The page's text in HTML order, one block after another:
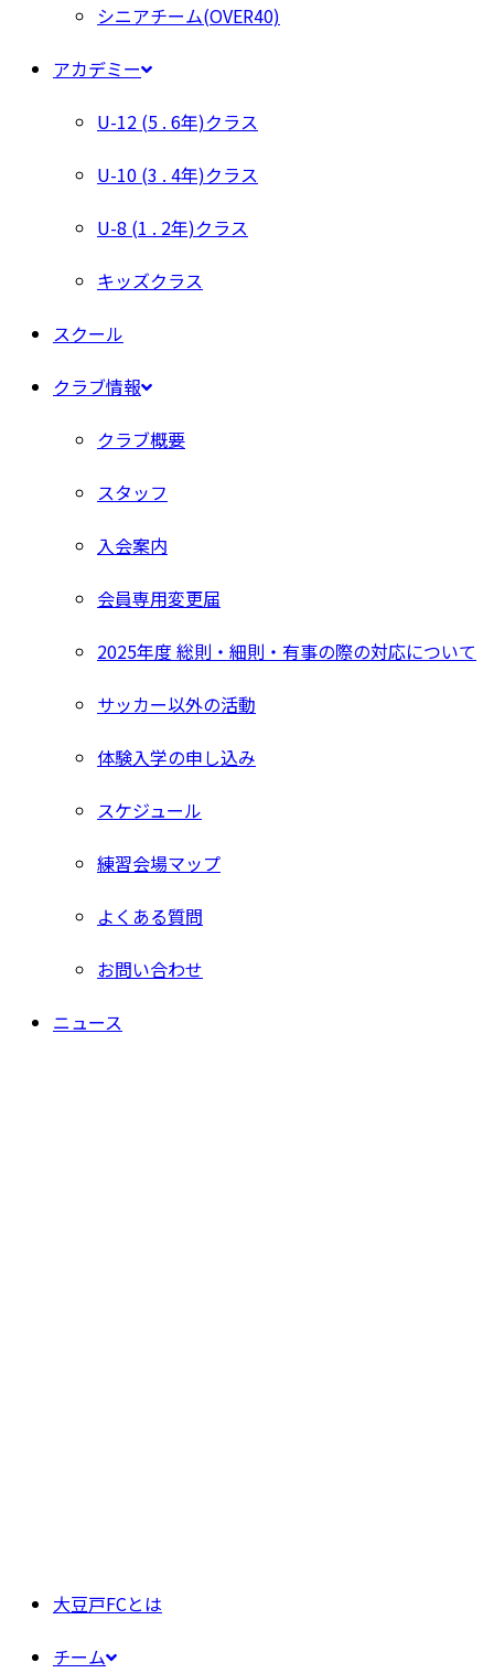
シニアチーム(OVER40)
アカデミー
U-12 (5 . 6年)クラス
U-10 (3 . 4年)クラス
U-8 (1 . 2年)クラス
キッズクラス
スクール
クラブ情報
クラブ概要
スタッフ
入会案内
会員専用変更届
2025年度 総則・細則・有事の際の対応について
サッカー以外の活動
体験入学の申し込み
スケジュール
練習会場マップ
よくある質問
お問い合わせ
ニュース
大豆戸FCとは
チーム